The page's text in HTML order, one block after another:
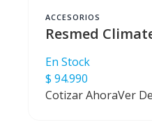
ClimateLine Air S10
Ver Detalles